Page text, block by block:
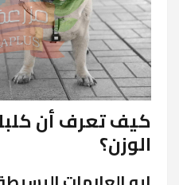
كيف تعرف أن
الوزن؟